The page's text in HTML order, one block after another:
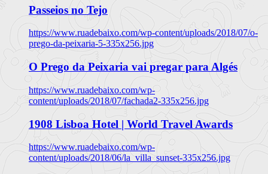
Passeios no Tejo
https://www.ruadebaixo.com/wp-content/uploads/2018/07/o-
prego-da-peixaria-5-335x256.jpg
O Prego da Peixaria vai pregar para Algés
https://www.ruadebaixo.com/wp-
content/uploads/2018/07/fachada2-335x256.jpg
1908 Lisboa Hotel | World Travel Awards
https://www.ruadebaixo.com/wp-
content/uploads/2018/06/la_villa_sunset-335x256.jpg